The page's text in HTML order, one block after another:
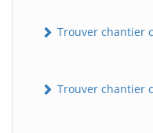
Trouver chantier
Trouver chantier